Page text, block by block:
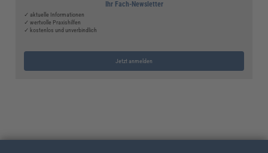
Ihr Fach-Newsletter
✓ aktuelle Informationen
✓ wertvolle Praxishilfen
✓ kostenlos und unverbindlich
Jetzt anmelden